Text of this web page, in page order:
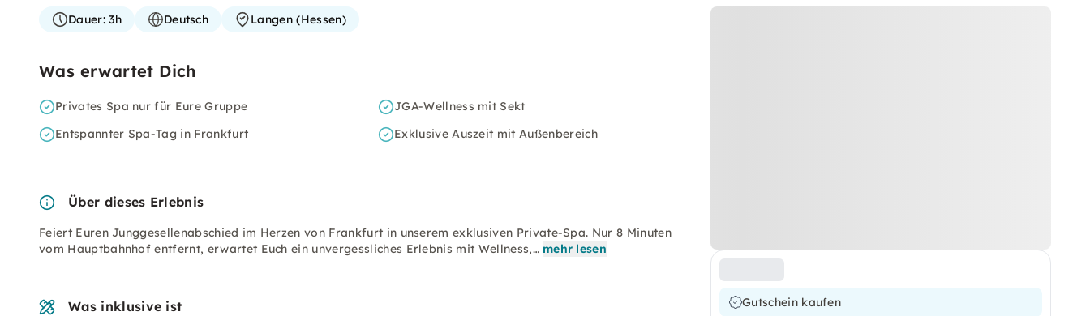
Gutschein kaufen
Dauer:3h Deutsch Langen (Hessen)
Was erwartet Dich
Privates Spa nur für Eure Gruppe
JGA-Wellness mit Sekt
Entspannter Spa-Tag in Frankfurt
Exklusive Auszeit mit Außenbereich
Über dieses Erlebnis
Feiert Euren Junggesellenabschied im Herzen von Frankfurt in unserem exklusiven Private-Spa. Nur 8 Minuten
vom Hauptbahnhof entfernt, erwartet Euch ein unvergessliches Erlebnis mit Wellness,… mehr lesen
Was inklusive ist